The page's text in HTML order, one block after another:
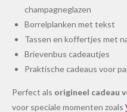
champagneglazen
Borrelplanken met tekst
Tassen en koffertjes met
Brievenbus cadeautjes
Praktische cadeaus voor
Perfect als origineel cadeau
voor speciale momenten zoals